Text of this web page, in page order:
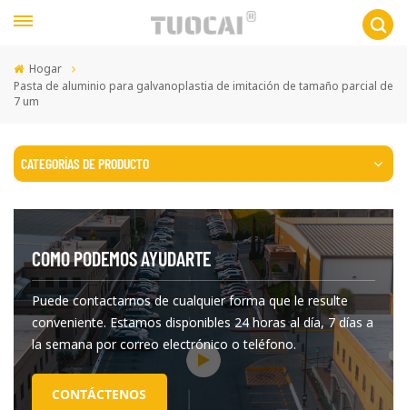
Hogar
Pasta de aluminio para galvanoplastia de imitación de tamaño parcial de
7 um
CATEGORÍAS DE PRODUCTO
COMO PODEMOS AYUDARTE
Puede contactarnos de cualquier forma que le resulte
conveniente. Estamos disponibles 24 horas al día, 7 días a
la semana por correo electrónico o teléfono.
CONTÁCTENOS